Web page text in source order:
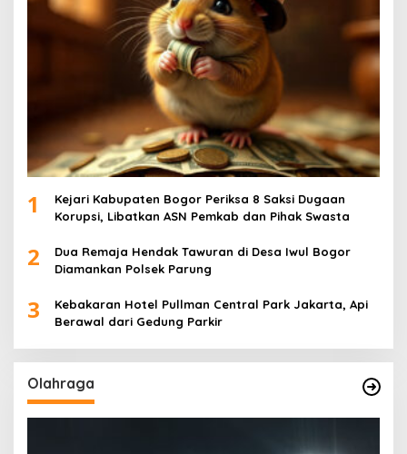
1
Kejari Kabupaten Bogor Periksa 8 Saksi Dugaan
Korupsi, Libatkan ASN Pemkab dan Pihak Swasta
2
Dua Remaja Hendak Tawuran di Desa Iwul Bogor
Diamankan Polsek Parung
3
Kebakaran Hotel Pullman Central Park Jakarta, Api
Berawal dari Gedung Parkir
Olahraga